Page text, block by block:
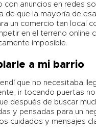
con anuncios en redes
que la mayoría de
un comercio tan local
en el terreno online
imposible.
a mi barrio
que no necesitaba
ir tocando puertas
después de buscar
y pensadas para un
cuidados y mensajes